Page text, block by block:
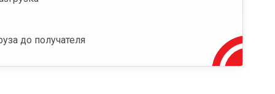
до получателя